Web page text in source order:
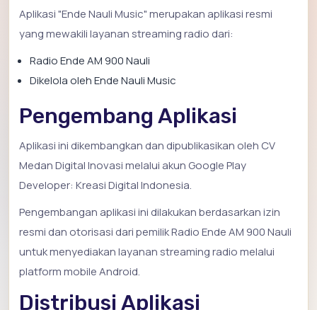
Aplikasi "Ende Nauli Music" merupakan aplikasi resmi
yang mewakili layanan streaming radio dari:
Radio Ende AM 900 Nauli
Dikelola oleh Ende Nauli Music
Pengembang Aplikasi
Aplikasi ini dikembangkan dan dipublikasikan oleh CV
Medan Digital Inovasi melalui akun Google Play
Developer: Kreasi Digital Indonesia.
Pengembangan aplikasi ini dilakukan berdasarkan izin
resmi dan otorisasi dari pemilik Radio Ende AM 900 Nauli
untuk menyediakan layanan streaming radio melalui
platform mobile Android.
Distribusi Aplikasi